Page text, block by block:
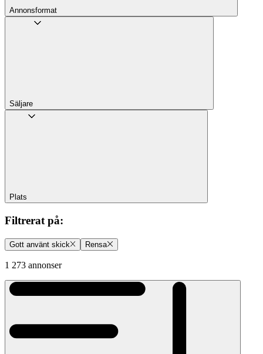
Annons­format
Säljare
Plats
Filtrerat på:
Gott använt skick Rensa
1 273 annonser